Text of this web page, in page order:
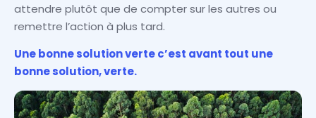
attendre plutôt que de compter sur les autres ou
remettre l’action à plus tard.
Une bonne solution verte c’est avant tout une
bonne solution, verte.